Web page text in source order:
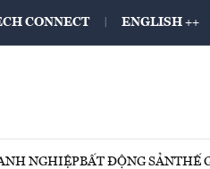
CONNECT ENGLISH ++
NGHIỆPBẤT ĐỘNG SẢNTHẾ